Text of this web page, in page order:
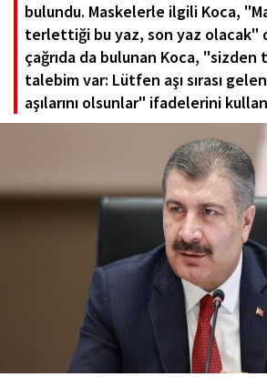
bulundu. Maskelerle ilgili Koca,
terlettiği bu yaz, son yaz olacak"
çağrıda da bulunan Koca, "sizden
talebim var: Lütfen aşı sırası
aşılarını olsunlar" ifadelerini